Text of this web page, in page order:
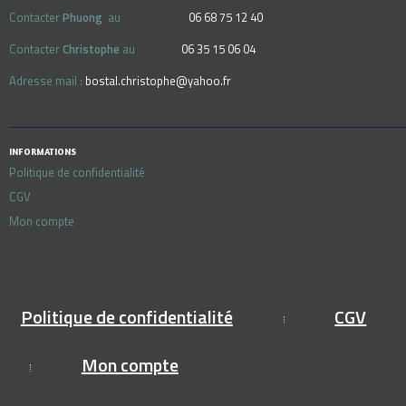
ContacterPhuong au 06 68 75 12 40
Contacter Christophe au 06 35 15 06 04
Adresse mail : bostal.christophe@yahoo.fr
INFORMATIONS
Politique de confidentialité
CGV
Mon compte
Politique de confidentialité
CGV
Mon compte